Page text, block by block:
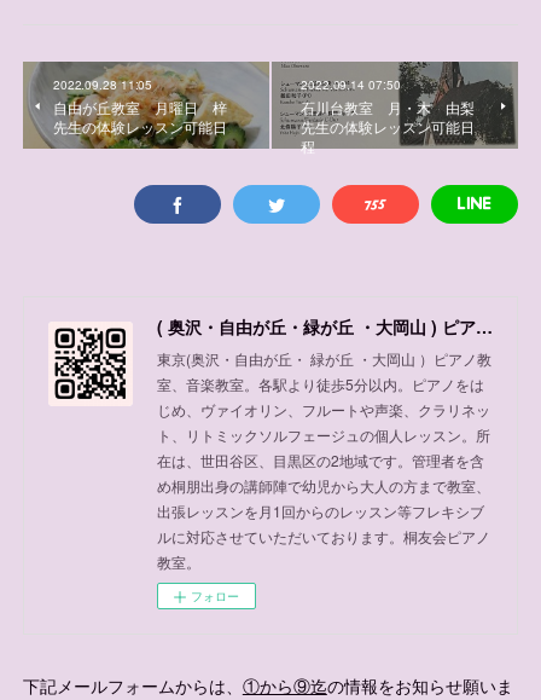
2022.09.28 11:05
自由が丘教室 月曜日 梓
先生の体験レッスン可能日
2022.09.14 07:50
石川台教室 月・木 由梨
先生の体験レッスン可能日
程
( 奥沢・自由が丘・緑が丘 ・大岡山 ) ピアノ教室、音楽教室
東京(奥沢・自由が丘・ 緑が丘 ・大岡山 ）ピアノ教
室、音楽教室。各駅より徒歩5分以内。ピアノをは
じめ、ヴァイオリン、フルートや声楽、クラリネッ
ト、リトミックソルフェージュの個人レッスン。所
在は、世田谷区、目黒区の2地域です。管理者を含
め桐朋出身の講師陣で幼児から大人の方まで教室、
出張レッスンを月1回からのレッスン等フレキシブ
ルに対応させていただいております。桐友会ピアノ
教室。
フォロー
下記メールフォームからは、 ①から⑨迄の情報をお知らせ願いま